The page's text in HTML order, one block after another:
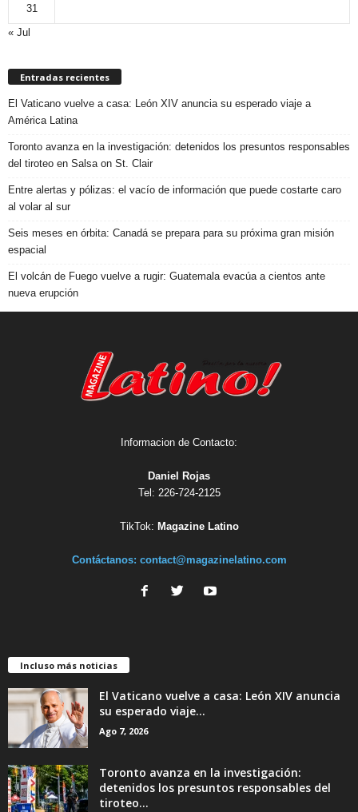
31
« Jul
Entradas recientes
El Vaticano vuelve a casa: León XIV anuncia su esperado viaje a
América Latina
Toronto avanza en la investigación: detenidos los presuntos responsables
del tiroteo en Salsa on St. Clair
Entre alertas y pólizas: el vacío de información que puede costarte caro
al volar al sur
Seis meses en órbita: Canadá se prepara para su próxima gran misión
espacial
El volcán de Fuego vuelve a rugir: Guatemala evacúa a cientos ante
nueva erupción
Informacion de Contacto:
Daniel Rojas
Tel: 226-724-2125
TikTok: Magazine Latino
Contáctanos: contact@magazinelatino.com
Incluso más noticias
El Vaticano vuelve a casa: León XIV anuncia
su esperado viaje...
Ago 7, 2026
Toronto avanza en la investigación:
detenidos los presuntos responsables del
tiroteo...